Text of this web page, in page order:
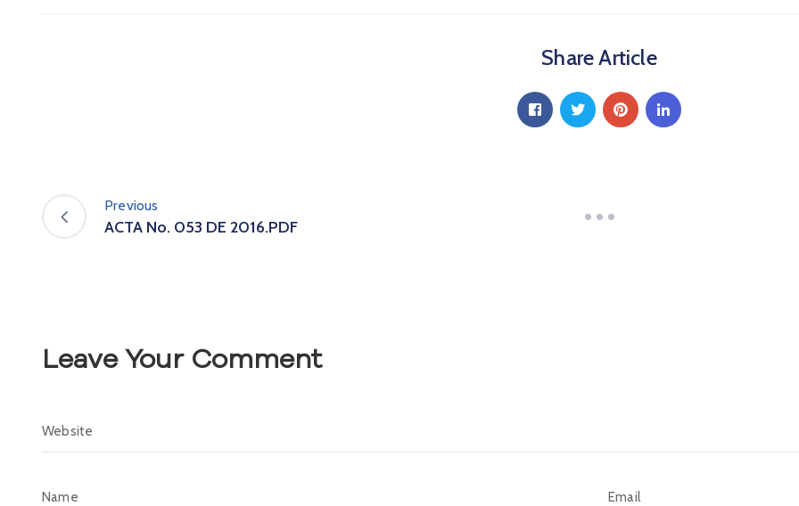
Share Article
Previous
ACTA No. 053 DE 2016.PDF
Leave Your Comment